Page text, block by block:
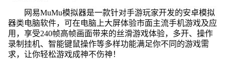
网易MuMu模拟器是一款针对手游玩家开发的安卓模拟
器类电脑软件，可在电脑上大屏体验市面主流手机游戏及应
用，享受240帧高帧画面带来的丝滑游戏体验，多开、操作
录制挂机、智能键鼠操作等多样功能满足你不同的游戏需
求，让你轻松游戏成神不伤神！